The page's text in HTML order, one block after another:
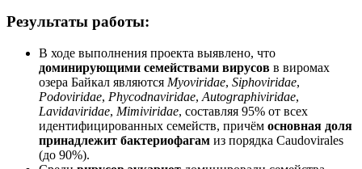
Результаты работы:
В ходе выполнения проекта выявлено, что
доминирующими семействами вирусов в виромах
озера Байкал являются Myoviridae, Siphoviridae,
Podoviridae, Phycodnaviridae, Autographiviridae,
Lavidaviridae, Mimiviridae, составляя 95% от всех
идентифицированных семейств, причём основная доля
принадлежит бактериофагам из порядка Caudovirales
(до 90%).